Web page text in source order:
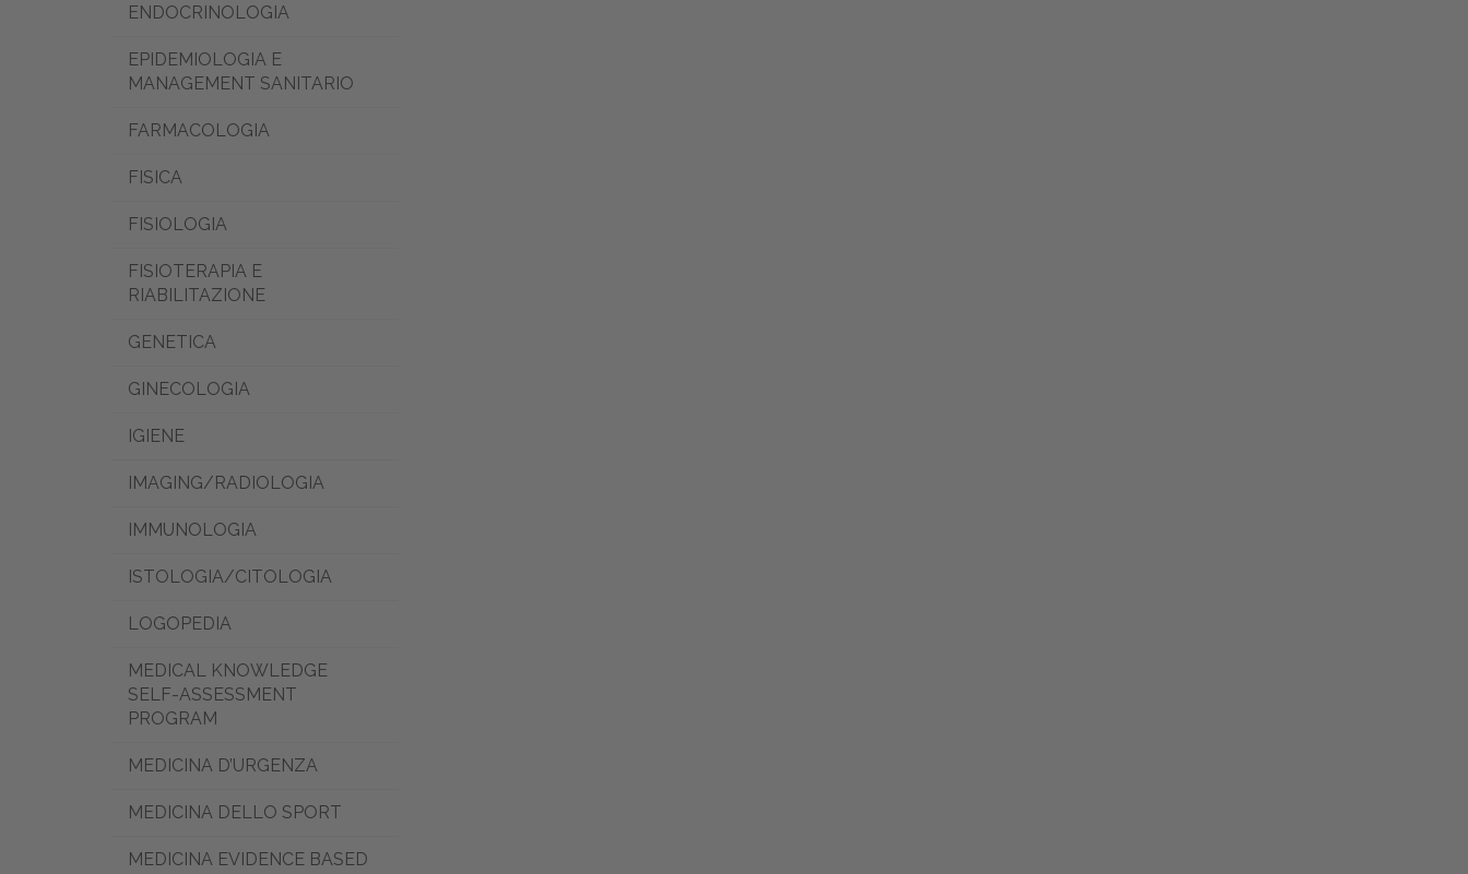
ENDOCRINOLOGIA
EPIDEMIOLOGIA E
MANAGEMENT SANITARIO
FARMACOLOGIA
FISICA
FISIOLOGIA
FISIOTERAPIA E
RIABILITAZIONE
GENETICA
GINECOLOGIA
IGIENE
IMAGING/RADIOLOGIA
IMMUNOLOGIA
ISTOLOGIA/CITOLOGIA
LOGOPEDIA
MEDICAL KNOWLEDGE
SELF-ASSESSMENT
PROGRAM
MEDICINA D’URGENZA
MEDICINA DELLO SPORT
MEDICINA EVIDENCE BASED